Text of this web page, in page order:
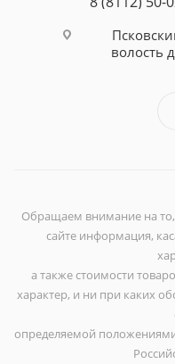
волость
Обращаем внимание на то,
сайте информация,
а также стоимости
характер, и ни при каких
определяемой